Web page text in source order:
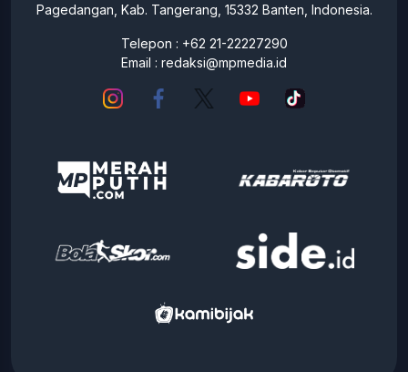
Pagedangan, Kab. Tangerang, 15332 Banten, Indonesia.
Telepon : +62 21-22227290
Email : redaksi@mpmedia.id